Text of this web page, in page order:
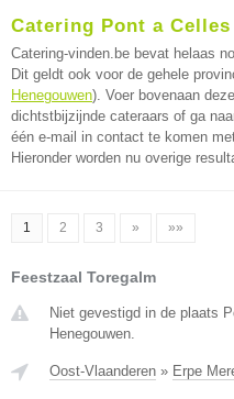
Catering Pont a Celles
Catering-vinden.be bevat helaas
Dit geldt ook voor de gehele
Henegouwen). Voer bovenaan
dichtstbijzijnde cateraars of ga
één e-mail in contact te komen
Hieronder worden nu overige
1 2 3 » »»
Feestzaal Toregalm
Niet gevestigd in de plaats
Henegouwen.
Oost-Vlaanderen » Erpe